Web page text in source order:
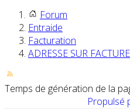
Forum
Entraide
Facturation
ADRESSE SUR
Temps de génération de la
Propulsé